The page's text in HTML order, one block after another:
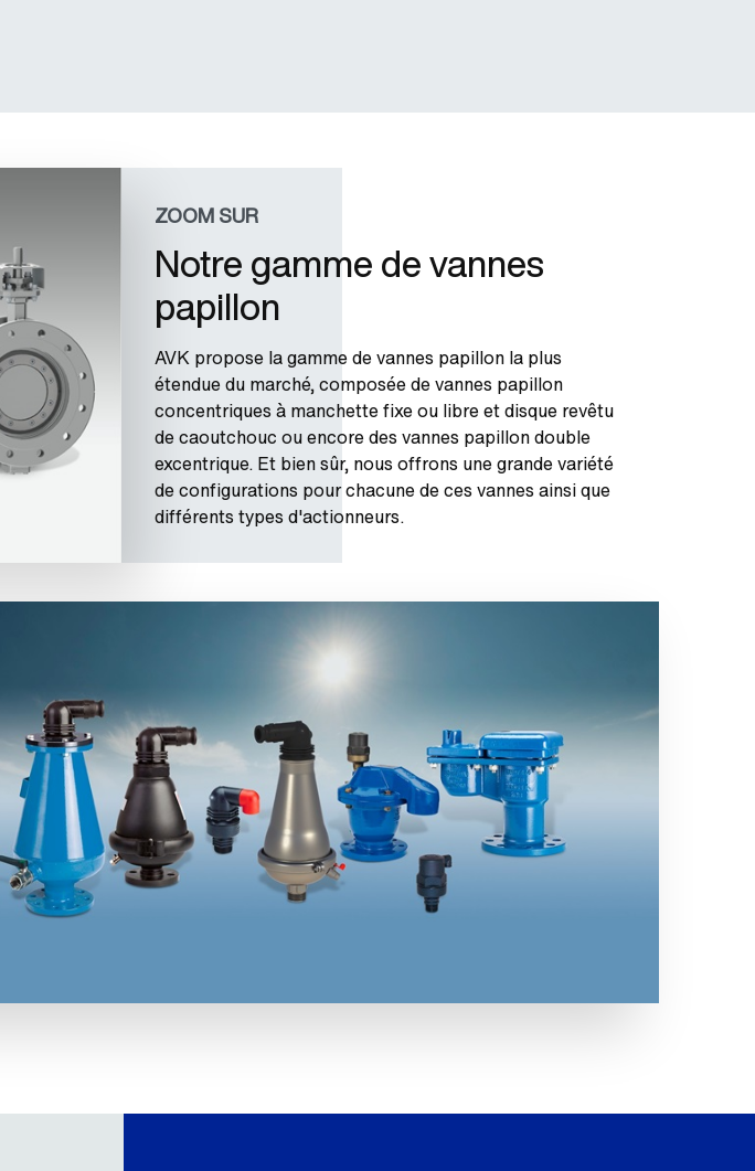
ZOOM SUR
Notre gamme de vannes
papillon
AVK propose la gamme de vannes papillon la plus
étendue du marché, composée de vannes papillon
concentriques à manchette fixe ou libre et disque revêtu
de caoutchouc ou encore des vannes papillon double
excentrique. Et bien sûr, nous offrons une grande variété
de configurations pour chacune de ces vannes ainsi que
différents types d'actionneurs.